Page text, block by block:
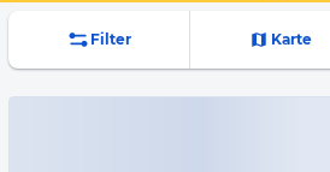
Filter Karte